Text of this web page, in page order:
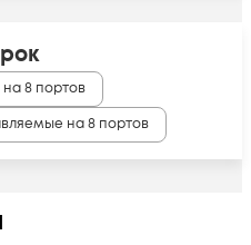
8 портов
на 8 портов